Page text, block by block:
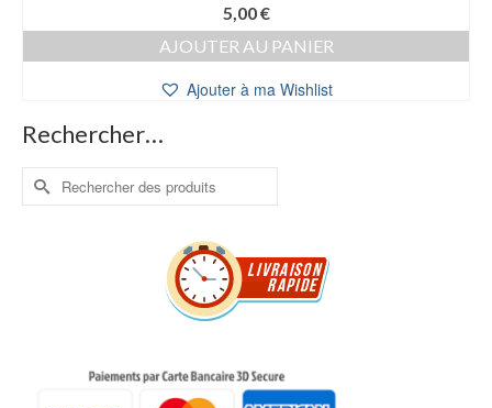
5,00€
AJOUTER AU PANIER
Ajouter à ma Wishlist
Rechercher…
Rechercher :